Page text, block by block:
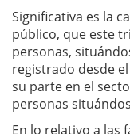
Significativa es la
público, que este
personas,
registrado desde
su parte en el
personas
En lo relativo a las